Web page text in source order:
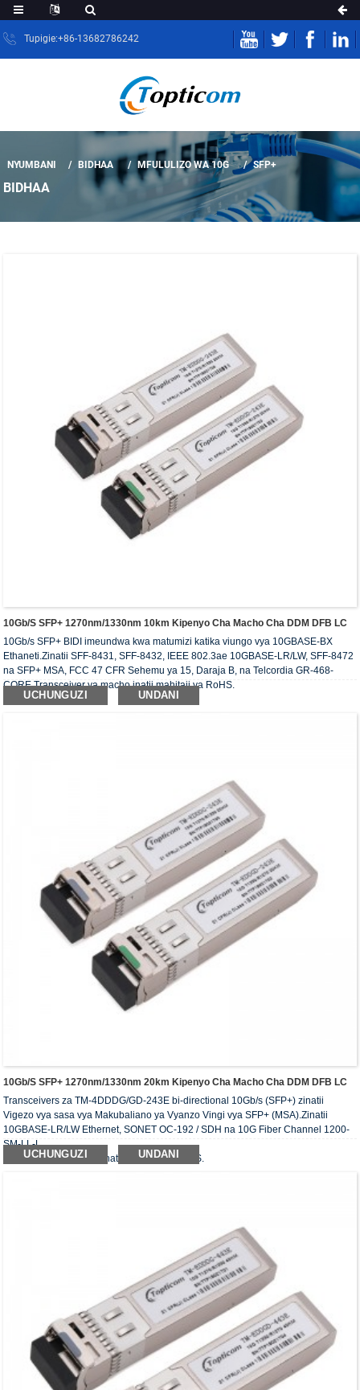
Tupigie:+86-13682786242
NYUMBANI BIDHAA MFULULIZO WA 10G SFP+
BIDHAA
10Gb/s SFP+ 1270nm/1330nm 10km Kipenyo Cha Macho Cha DDM DFB LC
10Gb/s SFP+ BIDI imeundwa kwa matumizi katika viungo vya 10GBASE-BX
Ethaneti.Zinatii SFF-8431, SFF-8432, IEEE 802.3ae 10GBASE-LR/LW, SFF-8472
na SFP+ MSA, FCC 47 CFR Sehemu ya 15, Daraja B, na Telcordia GR-468-
CORE.Transceiver ya macho inatii mahitaji ya RoHS.
UCHUNGUZI UNDANI
10Gb/s SFP+ 1270nm/1330nm 20km Kipenyo Cha Macho Cha DDM DFB LC
Transceivers za TM-4DDDG/GD-243E bi-directional 10Gb/s (SFP+) zinatii
Vigezo vya sasa vya Makubaliano ya Vyanzo Vingi vya SFP+ (MSA).Zinatii
10GBASE-LR/LW Ethernet, SONET OC-192 / SDH na 10G Fiber Channel 1200-
SM-LL-L.
Transceiver ya macho inatii mahitaji ya RoHS.
UCHUNGUZI UNDANI